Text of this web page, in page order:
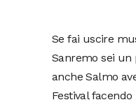
Se fai uscire
Sanremo sei un
anche Salmo
Festival